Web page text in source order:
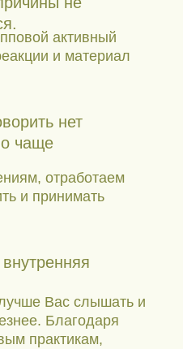
активный
и материал
нет
чаще
отработаем
и принимать
Вас слышать и
Благодаря
практикам,